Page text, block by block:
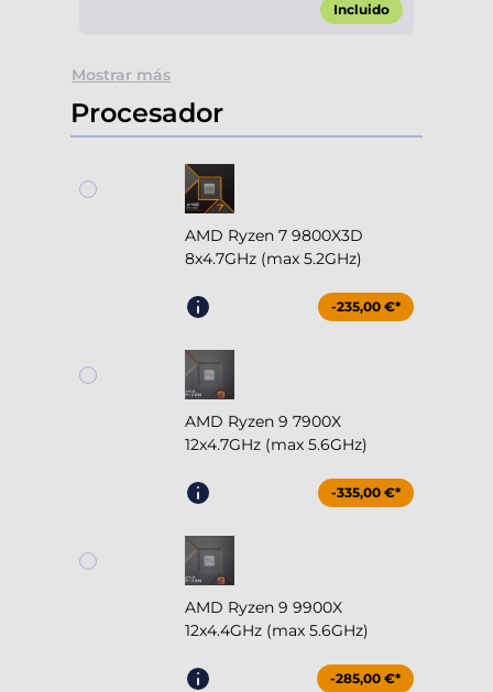
Incluido
1
of
1
Mostrar más
Procesador
AMD Ryzen 7 9800X3D
8x4.7GHz (max 5.2GHz)
-235,00 €*
AMD Ryzen 9 7900X
12x4.7GHz (max 5.6GHz)
-335,00 €*
AMD Ryzen 9 9900X
12x4.4GHz (max 5.6GHz)
-285,00 €*